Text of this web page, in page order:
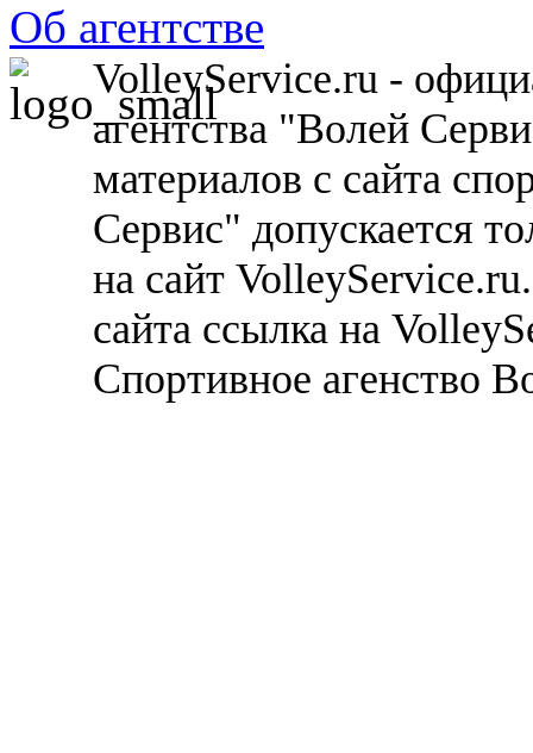
Об агентстве
VolleyService.ru -
агентства "Волей
материалов с сайта
Сервис" допускается
на сайт
сайта ссылка на
Спортивное агенство